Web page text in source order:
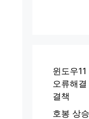
윈도우
오류해
결책
호봉 상